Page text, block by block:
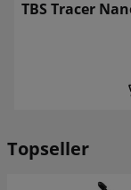
TBS Tracer
Topseller